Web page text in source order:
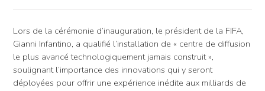
Lors de la cérémonie d’inauguration, le président de la FIFA,
Gianni Infantino, a qualifié l’installation de « centre de diffusion
le plus avancé technologiquement jamais construit »,
soulignant l’importance des innovations qui y seront
déployées pour offrir une expérience inédite aux milliards de